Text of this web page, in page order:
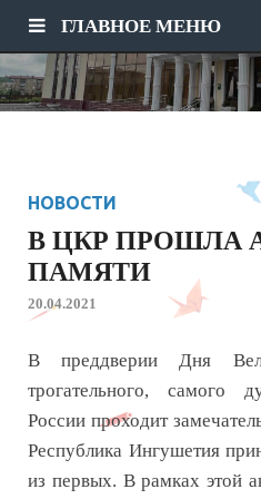
ГЛАВНОЕ МЕНЮ
НОВОСТИ
В ЦКР ПРОШЛА
ПАМЯТИ
20.04.2021
В преддверии Дня
трогательного, самого
России проходит
Республика Ингушетия
из первых. В рамках этой